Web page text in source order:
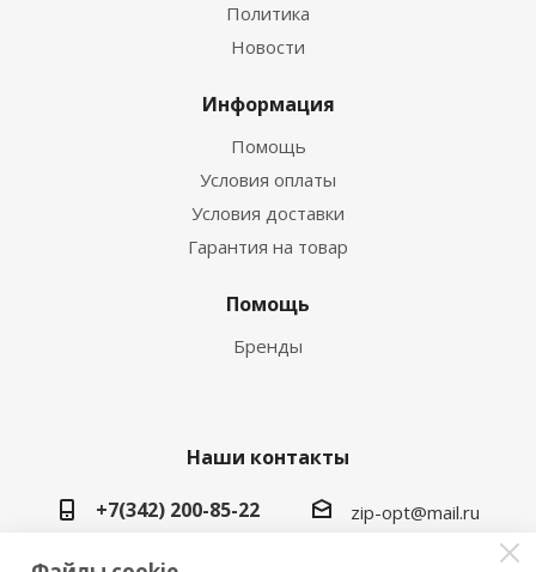
Политика
Новости
Информация
Помощь
Условия оплаты
Условия доставки
Гарантия на товар
Помощь
Бренды
Наши контакты
+7(342) 200-85-22
zip-opt@mail.ru
г. Пермь, ул. Васильева, 5в